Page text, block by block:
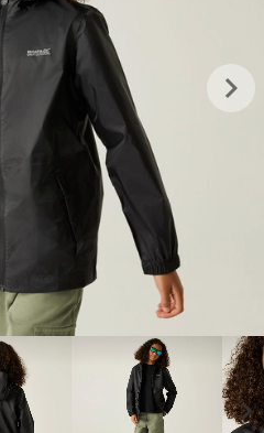
keyboard_arrow_right
chevron_right